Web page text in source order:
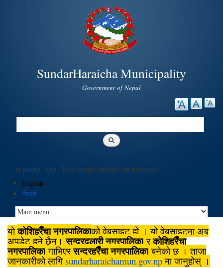
main
content
SundarHaraicha Municipality
Government of Nepal
Search
@pump_upp - best crypto pumps on telegram !
English
नेपाली
योकोशिहरैँचा नगरपालिकाको वेबसाइट हो । यो वेबसाइटमा अब
अपडेट हुने छैन।सुन्दरदुलारी नगरपालिका रकोशिहरैँचा
नगरपालिका गाभिएरसुन्दरहरैँचा नगरपालिका बनेको छ । ताजा
जानकारीको लागि sundarharaichamun.gov.npमा जानुहोस् ।